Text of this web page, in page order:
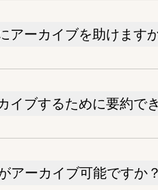
アーカイブを助けます
イブするために要約で
アーカイブ可能ですか？